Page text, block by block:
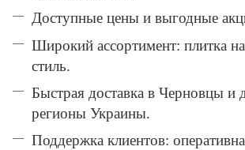
Доступные цены и выгодные
Широкий ассортимент: плитка
стиль.
Быстрая доставка в Черновцы и
регионы Украины.
Поддержка клиентов: